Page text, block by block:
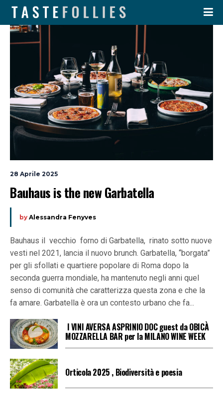
28 Aprile 2025
Bauhaus is the new Garbatella
by Alessandra Fenyves
Bauhaus il vecchio forno di Garbatella, rinato sotto nuove
vesti nel 2021, lancia il nuovo brunch. Garbatella, “borgata”
per gli sfollati e quartiere popolare di Roma dopo la
seconda guerra mondiale, ha mantenuto negli anni quel
senso di comunità che caratterizza questa zona e che la
fa amare. Garbatella è ora un contesto urbano che fa...
I VINI AVERSA ASPRINIO DOC guest da OBICÀ
MOZZARELLA BAR per la MILANO WINE WEEK
Orticola 2025 , Biodiversità e poesia